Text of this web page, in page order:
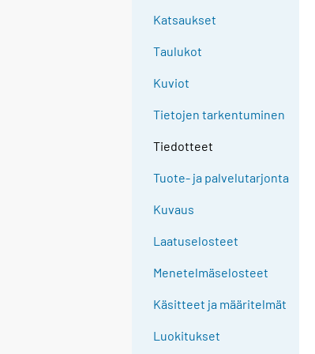
Katsaukset
Taulukot
Kuviot
Tietojen tarkentuminen
Tiedotteet
Tuote- ja palvelutarjonta
Kuvaus
Laatuselosteet
Menetelmäselosteet
Käsitteet ja määritelmät
Luokitukset